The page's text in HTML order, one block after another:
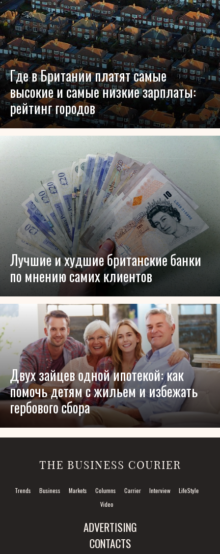
Где в Британии платят самые
высокие и самые низкие зарплаты:
рейтинг городов
Лучшие и худшие британские банки
по мнению самих клиентов
Двух зайцев одной ипотекой: как
помочь детям с жильем и избежать
гербового сбора
THE BUSINESS COURIER
Trends Business Markets Columns Carrier Interview
LifeStyle
Video
CONTACTS
ADVERTISING